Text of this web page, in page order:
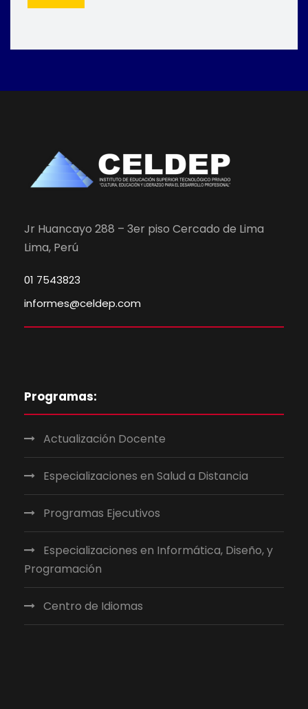
Jr Huancayo 288 – 3er piso Cercado de Lima
Lima, Perú
01 7543823
informes@celdep.com
Programas:
Actualización Docente
Especializaciones en Salud a Distancia
Programas Ejecutivos
Especializaciones en Informática, Diseño, y
Programación
Centro de Idiomas